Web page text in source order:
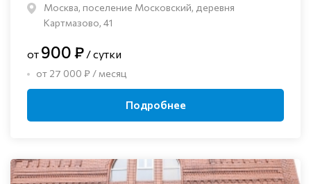
Москва, поселение Московский, деревня
Картмазово, 41
от 900 ₽ / сутки
от 27 000 ₽ / месяц
Подробнее